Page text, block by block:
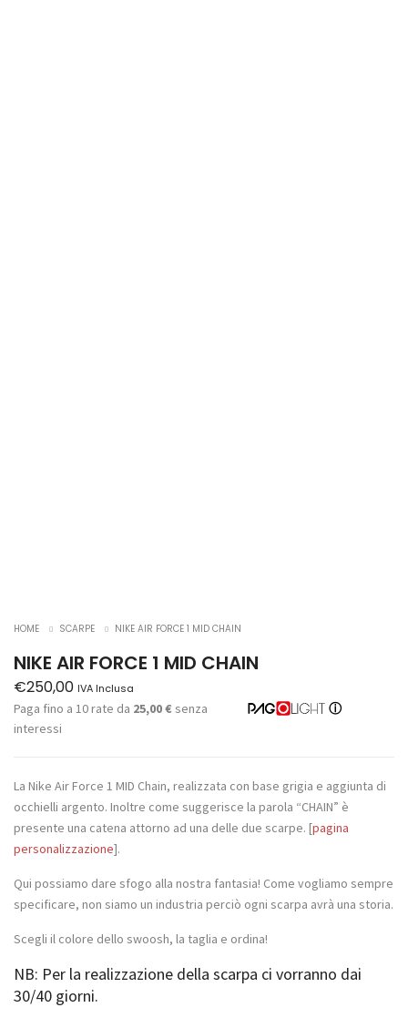
HOME SCARPE NIKE AIR FORCE 1 MID CHAIN
NIKE AIR FORCE 1 MID CHAIN
€250,00 IVA Inclusa
Paga fino a 10 rate da 25,00 €senza
interessi
ⓘ
La Nike Air Force 1 MID Chain, realizzata con base grigia e aggiunta di
occhielli argento. Inoltre come suggerisce la parola “CHAIN” è
presente una catena attorno ad una delle due scarpe. [pagina
personalizzazione].
Qui possiamo dare sfogo alla nostra fantasia! Come vogliamo sempre
specificare, non siamo un industria perciò ogni scarpa avrà una storia.
Scegli il colore dello swoosh, la taglia e ordina!
NB: Per la realizzazione della scarpa ci vorranno dai
30/40 giorni.